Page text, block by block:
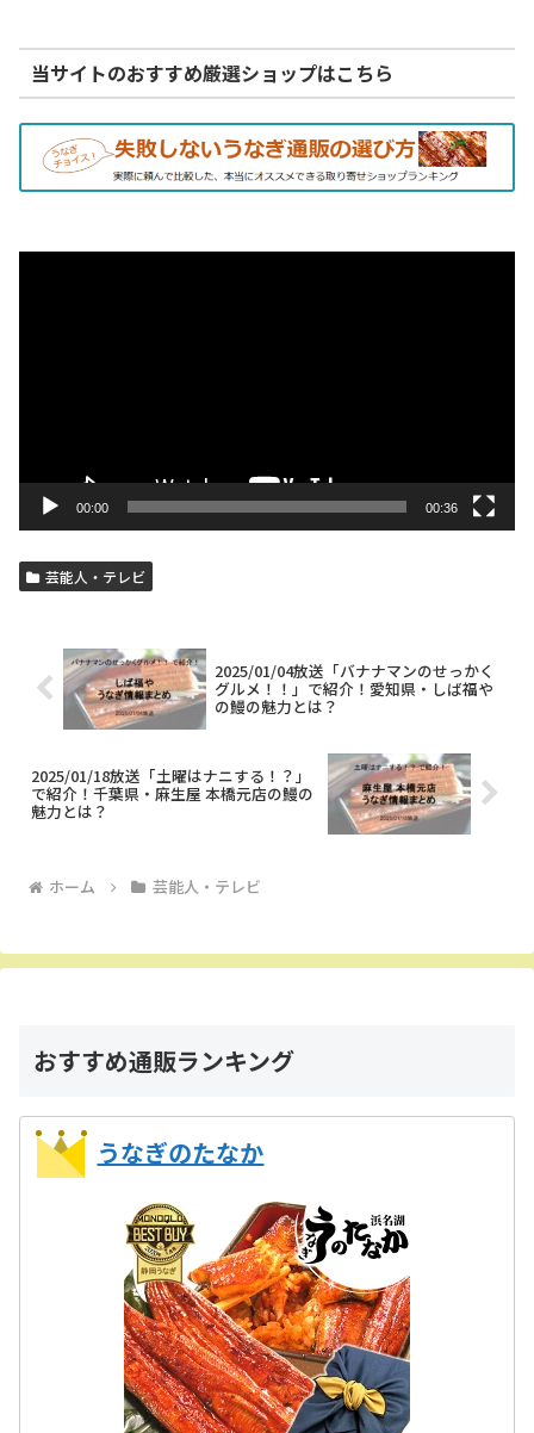
当サイトのおすすめ厳選ショップはこちら
00:00 00:36
芸能人・テレビ
2025/01/04放送「バナナマンのせっかく
グルメ！！」で紹介！愛知県・しば福や
の鰻の魅力とは？
2025/01/18放送「土曜はナニする！？」
で紹介！千葉県・麻生屋 本橋元店の鰻の
魅力とは？
ホーム 芸能人・テレビ
おすすめ通販ランキング
うなぎのたなか